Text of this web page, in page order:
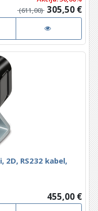
(611,00) 305,50 €
RS232 kabel,
455,00 €